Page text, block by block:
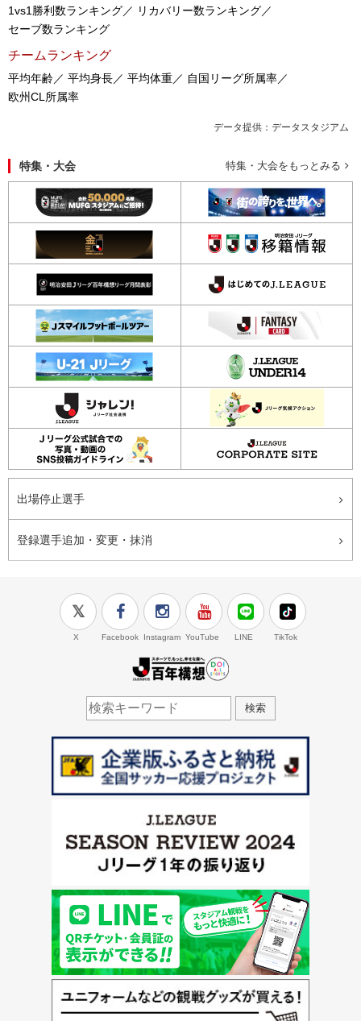
1vs1勝利数ランキング／ リカバリー数ランキング／
セーブ数ランキング
チームランキング
平均年齢／ 平均身長／ 平均体重／ 自国リーグ所属率／
欧州CL所属率
データ提供：データスタジアム
特集・大会 特集・大会をもっとみる
出場停止選手
登録選手追加・変更・抹消
X Facebook Instagram YouTube LINE TikTok
検索